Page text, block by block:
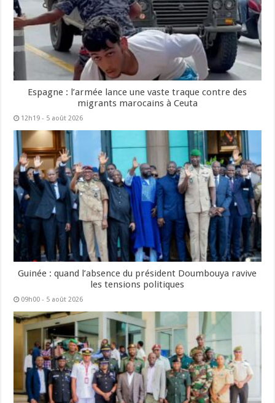
Espagne : l’armée lance une vaste traque contre des
migrants marocains à Ceuta
12h19 - 5 août 2026
Guinée : quand l’absence du président Doumbouya ravive
les tensions politiques
09h00 - 5 août 2026